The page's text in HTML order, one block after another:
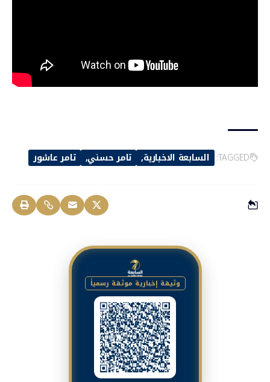
TAGGED: السابعة الاخبارية تامر حسني تامر عاشور
وثيقة إخبارية موثقة رسمياً